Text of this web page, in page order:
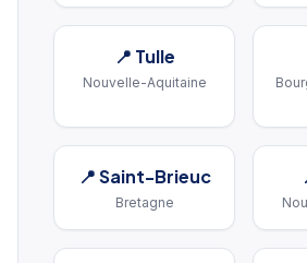
📍 Tulle
Nouvelle-Aquitaine
📍Saint-Brieuc
Bretagne